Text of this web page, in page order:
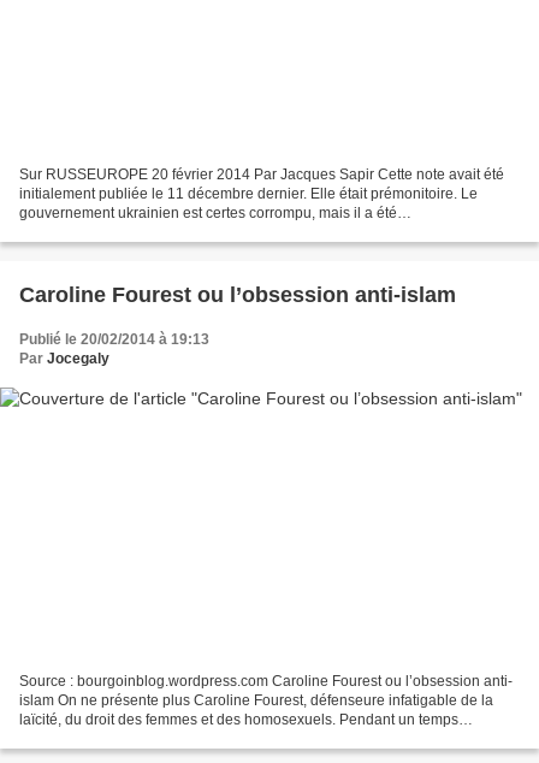
Sur RUSSEUROPE 20 février 2014 Par Jacques Sapir Cette note avait été
initialement publiée le 11 décembre dernier. Elle était prémonitoire. Le
gouvernement ukrainien est certes corrompu, mais il a été
Caroline Fourest ou l’obsession anti-islam
Publié le 20/02/2014 à 19:13
Par Jocegaly
Source : bourgoinblog.wordpress.com Caroline Fourest ou l’obsession anti-
islam On ne présente plus Caroline Fourest, défenseure infatigable de la
laïcité, du droit des femmes et des homosexuels. Pendant un temps